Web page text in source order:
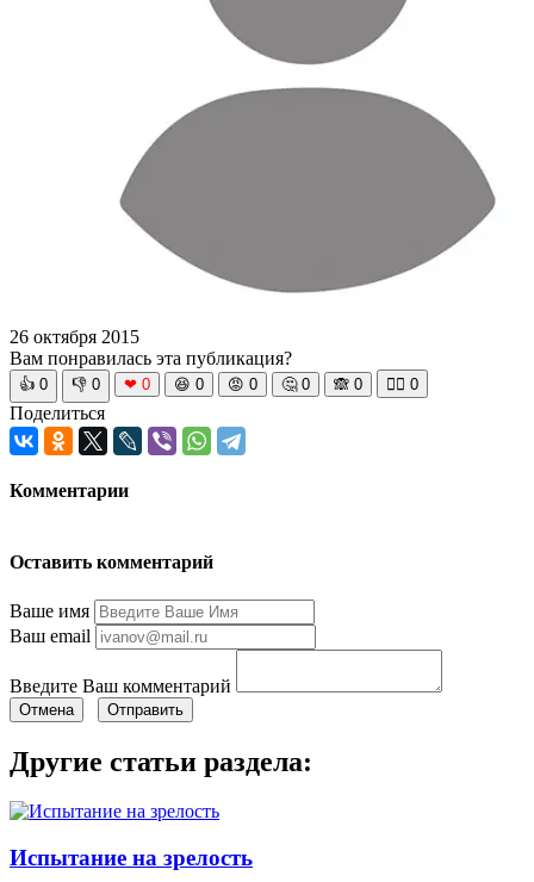
26 октября 2015
Вам понравилась эта публикация?
👍 0 👎 0 ❤ 0 😆 0 😡 0 🤔 0 🙈 0 🧘‍♀️ 0
Поделиться
Комментарии
Оставить комментарий
Ваше имя
Ваш email
Введите Ваш комментарий
Отмена Отправить
Другие статьи раздела:
Испытание на зрелость